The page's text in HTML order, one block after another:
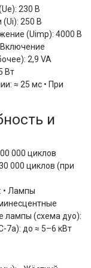
230 В
250 В
(Uimp): 4000 В
2,9 VA
Вт
≈ 25 мс • При
и
000 циклов
000 циклов (при
• Лампы
лампы (схема дуо):
7a): до ≈ 5–6 кВт